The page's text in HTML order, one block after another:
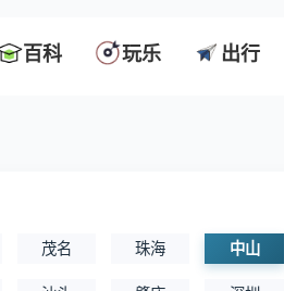
百科 玩乐 出行
茂名 珠海 中山